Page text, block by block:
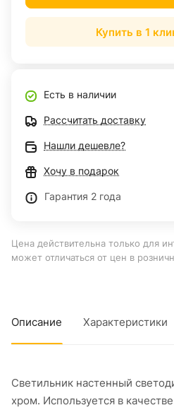
Купить в 1
Есть в наличии
Рассчитать доставку
Нашли дешевле?
Хочу в подарок
Гарантия 2 года
Цена действительна только для
может отличаться от цен в
Описание Характеристики
Светильник настенный
хром. Используется в